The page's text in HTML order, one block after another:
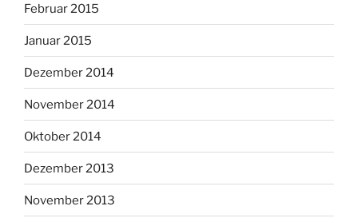
Februar 2015
Januar 2015
Dezember 2014
November 2014
Oktober 2014
Dezember 2013
November 2013